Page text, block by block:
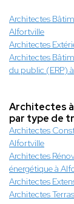
Architectes
Alfortville
Architectes
Architectes
du public (ERP)
Architectes à
par type de
Architectes
Alfortville
Architectes
énergétique à
Architectes
Architectes